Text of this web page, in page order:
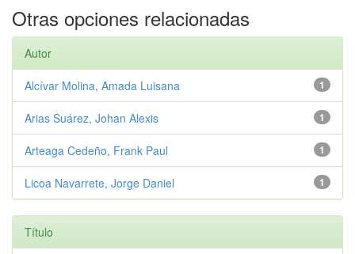
Otras opciones relacionadas
Autor
1
Alcívar Molina, Amada Luisana
1
Arias Suárez, Johan Alexis
1
Arteaga Cedeño, Frank Paul
1
Licoa Navarrete, Jorge Daniel
Título